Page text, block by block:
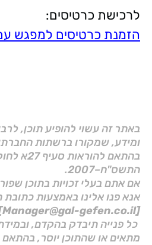
לרכישת כרטיסים:
הזמנת כרטיסים למפגש
באתר זה עשוי להופיע תוכן,
ומידע, שמקורו ברשתות
בהתאם
התשס"ח–2007.
אם אתם בעלי זכויות בתוכן
אנא פנו אלינו באמצעות כתובת
[Manager@gal-gefen.co.il]
כל פנייה תיבדק בהקדם,
מתאים או שהתוכן יוסר, בהתאם